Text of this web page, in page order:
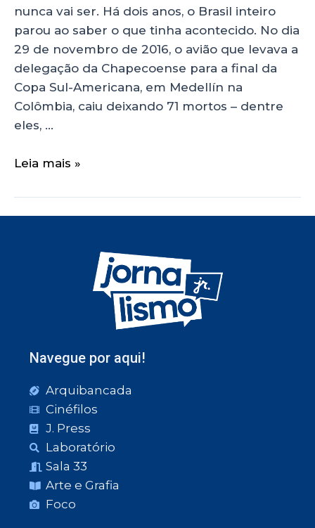
nunca vai ser. Há dois anos, o Brasil inteiro
parou ao saber o que tinha acontecido. No dia
29 de novembro de 2016, o avião que levava a
delegação da Chapecoense para a final da
Copa Sul-Americana, em Medellín na
Colômbia, caiu deixando 71 mortos – dentre
eles, …
Leia mais »
Navegue por aqui!
Arquibancada
Cinéfilos
J. Press
Laboratório
Sala 33
Arte e Grafia
Foco